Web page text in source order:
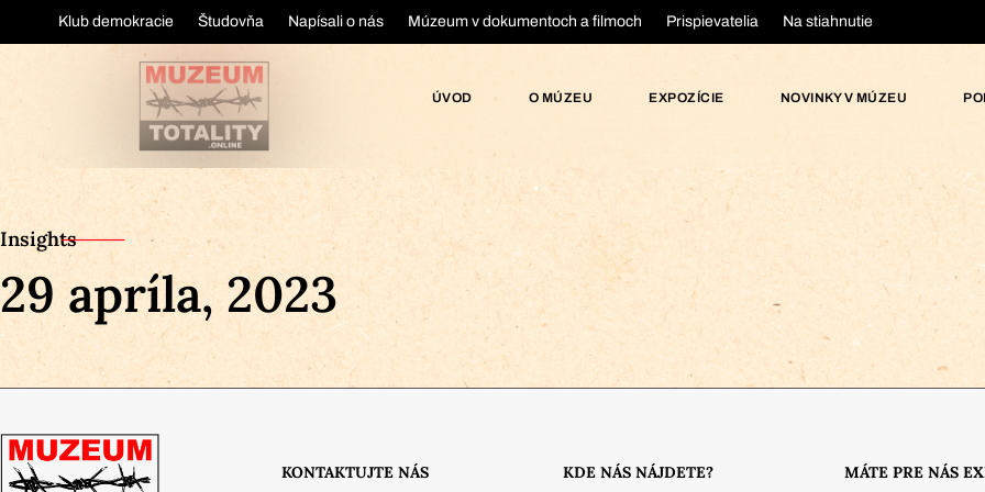
Klub demokracie Študovňa Napísali o nás Múzeum v dokumentoch a filmoch Prispievatelia Na stiahnutie
ÚVOD O MÚZEU EXPOZÍCIE NOVINKY V MÚZEU
Insights
29 apríla, 2023
KONTAKTUJTE NÁS KDE NÁS NÁJDETE? MÁTE PRE NÁS